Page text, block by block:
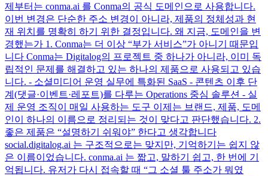
제부터는 conma.ai 를 Conma의 공식 도메인으로 사용합니다.
이번 변경은 단순한 주소 변경이 아니라, 제품의 정체성과 현
재 위치를 명확히 하기 위한 결정입니다. 왜 지금, 도메인을 변
경했는가 1. Conma는 더 이상 “부가 서비스”가 아니기 때문입
니다 Conma는 Digitalog의 프로젝트 중 하나가 아니라, 이미 독
립적인 문제를 해결하고 있는 하나의 제품으로 사용되고 있습
니다. - 소셜미디어 운영 실무에 특화된 SaaS - 콘텐츠 이후 단
계(댓글·이벤트·레포트)를 다루는 Operations 중심 솔루션 - 실
제 운영 조직이 매일 사용하는 도구 이제는 브랜드, 제품, 도메
인이 하나의 이름으로 정리되는 것이 맞다고 판단했습니다. 2.
좋은 제품은 “설명하기 쉬워야” 한다고 생각합니다
social.digitalog.ai 는 구조적으로는 맞지만, 기억하기는 쉽지 않
은 이름이었습니다. conma.ai 는 짧고, 말하기 쉽고, 한 번에 기
억됩니다. 유저가 다시 접속할 때 “그 소셜 툴 주소가 뭐였